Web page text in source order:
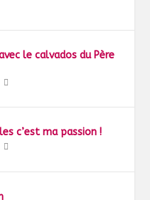
le calvados du Père
c’est ma passion !